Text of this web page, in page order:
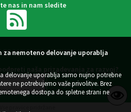
nas in nam sledite
NA E-OBVESTILA
naša prizadevanja za razvoj?
za nemoteno delovanje uporablja
delovanje uporablja samo nujno potrebne
ne potrebujemo vaše privolitve. Brez
dostopa do spletne strani ne